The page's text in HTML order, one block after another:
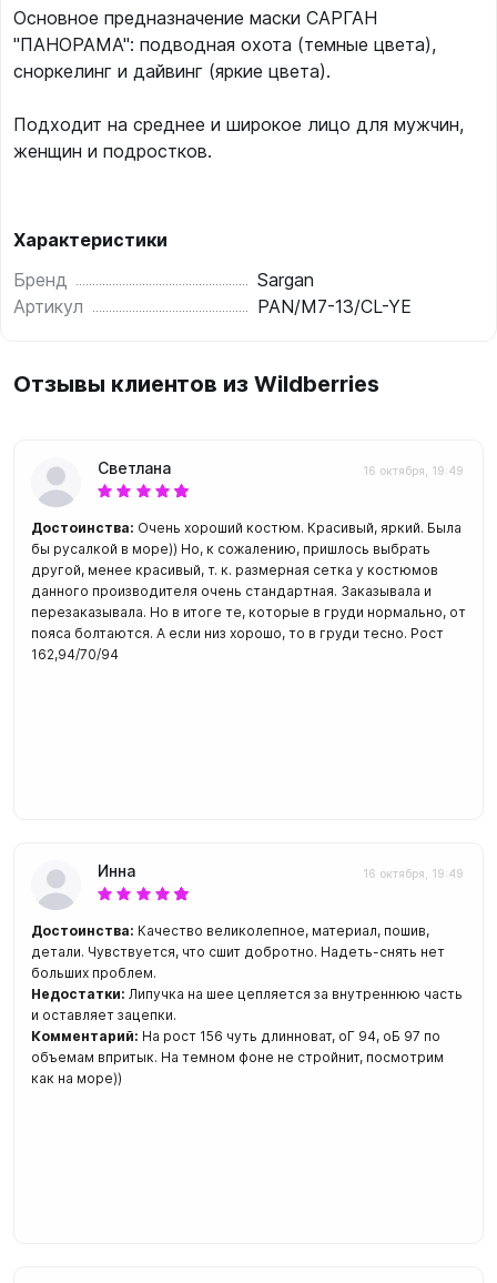
Основное предназначение маски САРГАН
"ПАНОРАМА": подводная охота (темные цвета),
сноркелинг и дайвинг (яркие цвета).
Подходит на среднее и широкое лицо для мужчин,
женщин и подростков.
Характеристики
Бренд
Sargan
Артикул
PAN/M7-13/CL-YE
Отзывы клиентов из Wildberries
Светлана 16 октября, 19:49
Достоинства: Очень хороший костюм. Красивый, яркий. Была
бы русалкой в море)) Но, к сожалению, пришлось выбрать
другой, менее красивый, т. к. размерная сетка у костюмов
данного производителя очень стандартная. Заказывала и
перезаказывала. Но в итоге те, которые в груди нормально, от
пояса болтаются. А если низ хорошо, то в груди тесно. Рост
162,94/70/94
Инна 16 октября, 19:49
Достоинства: Качество великолепное, материал, пошив,
детали. Чувствуется, что сшит добротно. Надеть-снять нет
больших проблем.
Недостатки: Липучка на шее цепляется за внутреннюю часть
и оставляет зацепки.
Комментарий: На рост 156 чуть длинноват, оГ 94, оБ 97 по
объемам впритык. На темном фоне не стройнит, посмотрим
как на море))